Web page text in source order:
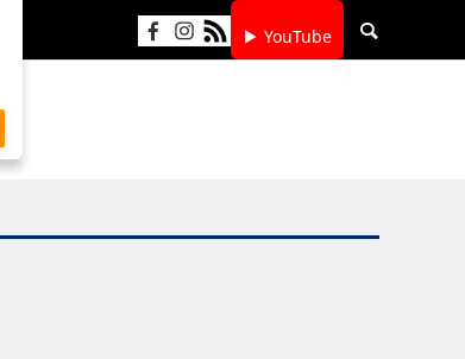
▶ YouTube